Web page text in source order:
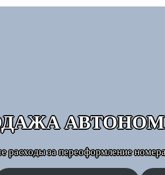
расходы за переоформление